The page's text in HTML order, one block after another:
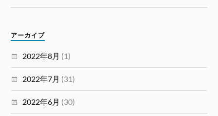
アーカイブ
2022年8月 (1)
2022年7月 (31)
2022年6月 (30)